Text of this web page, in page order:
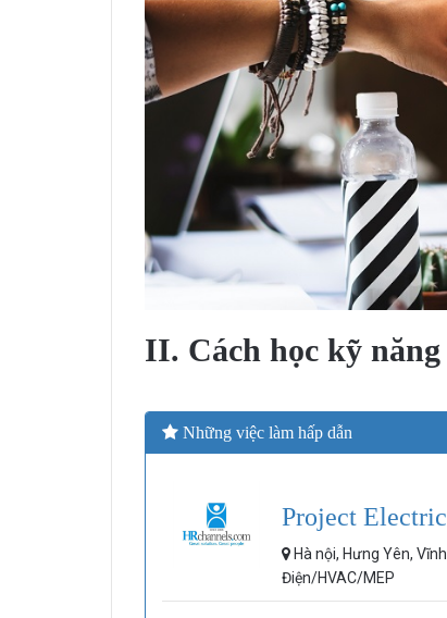
II. Cách học kỹ
Những việc làm hấp dẫn
Project
Hà nội, Hưng Yên,
Điện/HVAC/MEP